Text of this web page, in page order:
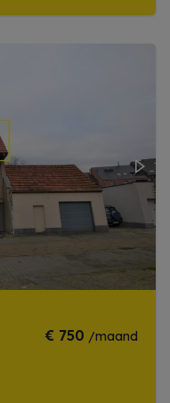
Next
€ 750 /maand